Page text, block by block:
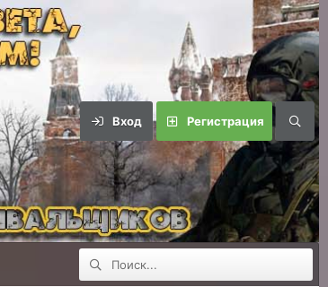
Вход Регистрация